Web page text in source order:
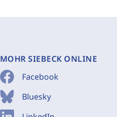
MOHR SIEBECK ONLINE
Facebook
Bluesky